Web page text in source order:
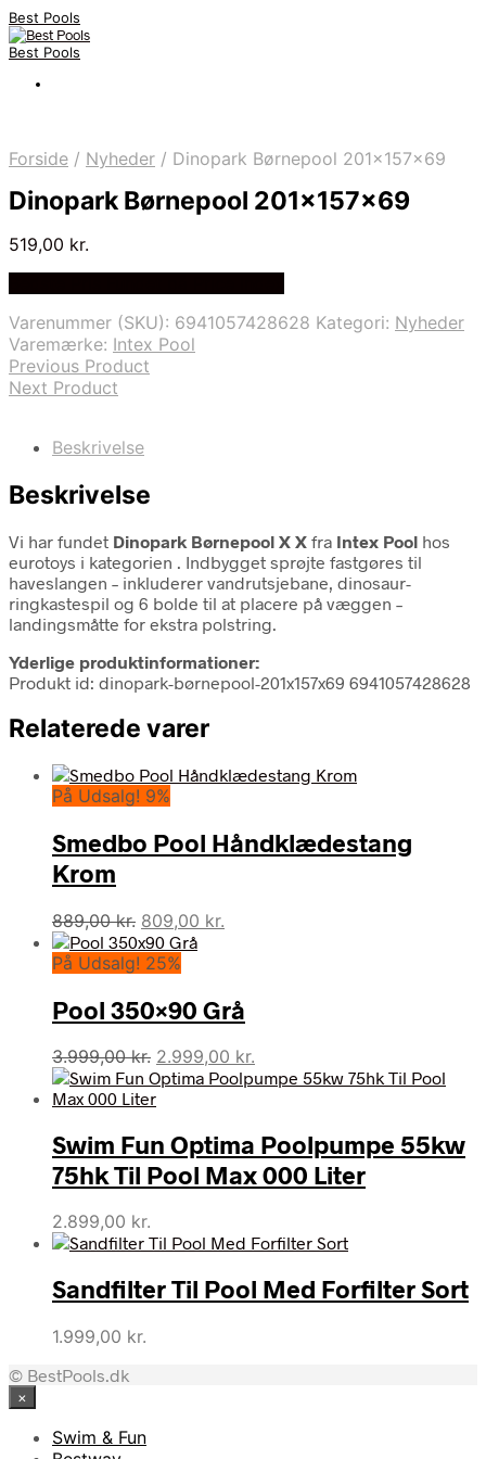
Best Pools
Best Pools
Forside / Nyheder / Dinopark Børnepool 201x157x69
Dinopark Børnepool 201x157x69
519,00 kr.
Varenummer (SKU): 6941057428628 Kategori: Nyheder
Varemærke: Intex Pool
Previous Product
Next Product
Beskrivelse
Beskrivelse
Vi har fundet Dinopark Børnepool X X fra Intex Pool hos
eurotoys i kategorien . Indbygget sprøjte fastgøres til
haveslangen – inkluderer vandrutsjebane, dinosaur-
ringkastespil og 6 bolde til at placere på væggen –
landingsmåtte for ekstra polstring.
Yderlige produktinformationer:
Produkt id: dinopark-børnepool-201x157x69 6941057428628
Relaterede varer
På Udsalg! 9%
Smedbo Pool Håndklædestang
Krom
889,00kr. Den
oprindelige
pris
889,00 kr..
809,00 kr.
809,00 kr..
På Udsalg! 25%
Pool 350×90 Grå
3.999,00kr. Den
oprindelige
pris
3.999,00 kr..
2.999,00 kr.
aktuelle
2.999,00 kr..
Swim Fun Optima Poolpumpe 55kw
75hk Til Pool Max 000 Liter
2.899,00 kr.
Sandfilter Til Pool Med Forfilter Sort
1.999,00 kr.
© BestPools.dk
×
Swim & Fun